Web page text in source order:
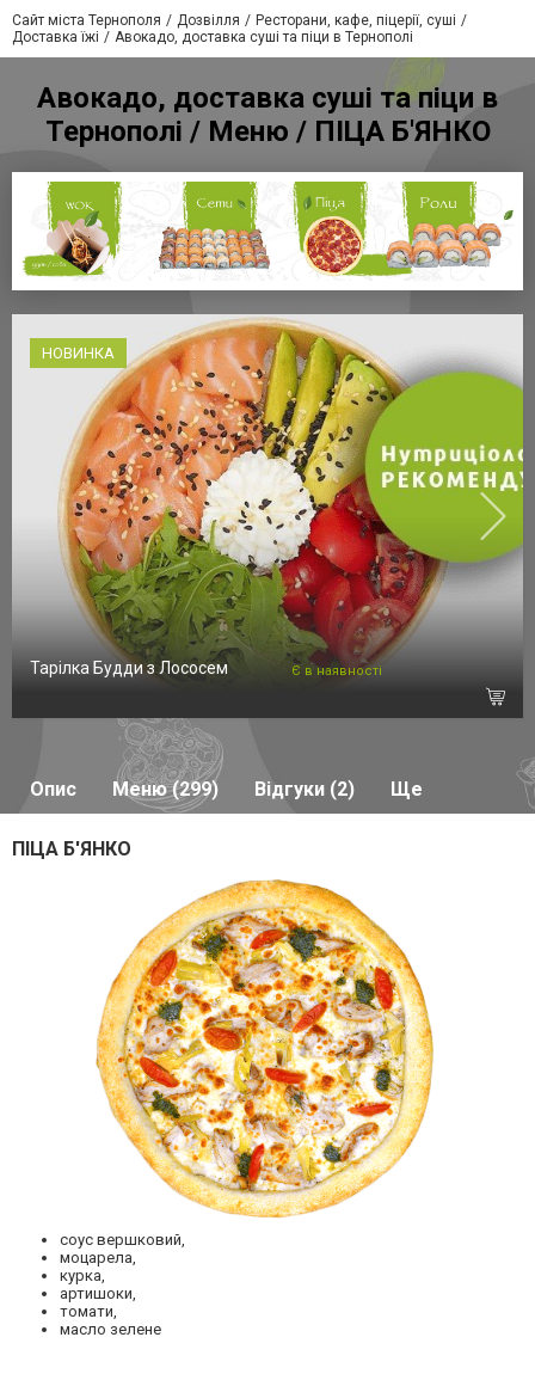
Сайт міста Тернополя Дозвілля
Ресторани, кафе, піцерії, суші
Доставка їжі
Авокадо, доставка суші та піци в Тернополі
Авокадо, доставка суші та піци в
Тернополі / Меню / ПІЦА Б'ЯНКО
НОВИНКА
Тарілка Будди з Лососем Є в наявності
Опис Меню (299) Відгуки (2) Ще
ПІЦА Б'ЯНКО
соус вершковий,
моцарела,
курка,
артишоки,
томати,
масло зелене